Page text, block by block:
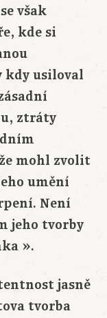
však
kde si
kdy usiloval
ztráty
mohl zvolit
umění
Není
jeho tvorby
».
jasně
tvorba